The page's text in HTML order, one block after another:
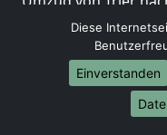
Umzug von Trier
Umzug von Trier
Umzug von Trier
Umzug von Trier
Umzüge-
Diese
Einverstanden